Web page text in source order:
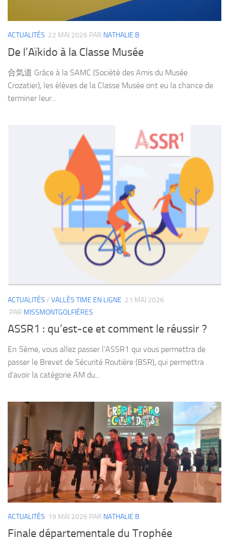
ACTUALITÉS 22 MAI 2026 PAR NATHALIE B
De l’Aïkido à la Classe Musée
合気道 Grâce à la SAMC (Société des Amis du Musée
Crozatier), les élèves de la Classe Musée ont eu la chance de
terminer leur...
ACTUALITÉS / VALLÈS TIME EN LIGNE 21 MAI 2026
PAR MISSMONTGOLFIÈRES
ASSR1 : qu’est-ce et comment le réussir ?
En 5ème, vous allez passer l’ASSR1 qui vous permettra de
passer le Brevet de Sécurité Routière (BSR), qui permettra
d’avoir la catégorie AM du...
ACTUALITÉS 19 MAI 2026 PAR NATHALIE B
Finale départementale du Trophée